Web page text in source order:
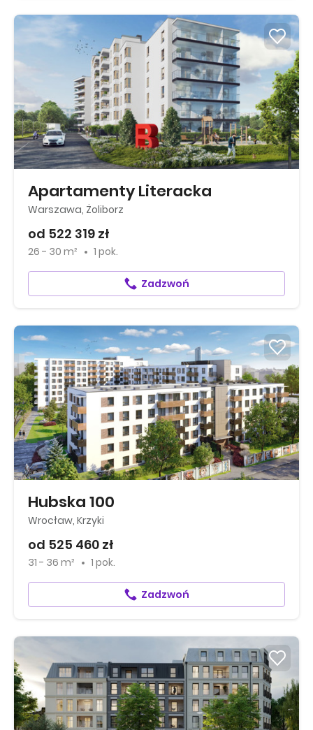
Apartamenty Literacka
Warszawa, Żoliborz
od 522 319 zł
26 - 30 m² 1 pok.
Zadzwoń
Hubska 100
Wrocław, Krzyki
od 525 460 zł
31 - 36 m² 1 pok.
Zadzwoń